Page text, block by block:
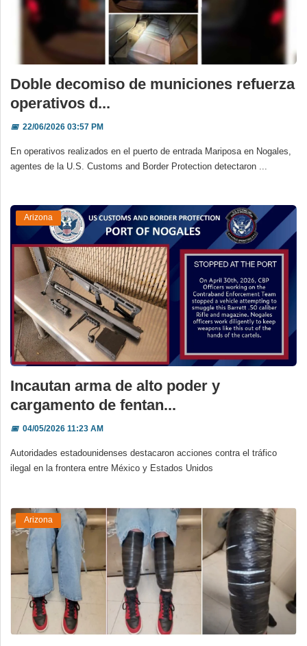
Doble decomiso de municiones refuerza
operativos d...
📅22/06/2026 03:57 PM
En operativos realizados en el puerto de entrada Mariposa en Nogales,
agentes de la U.S. Customs and Border Protection detectaron ...
Arizona
Incautan arma de alto poder y
cargamento de fentan...
📅04/05/2026 11:23 AM
Autoridades estadounidenses destacaron acciones contra el tráfico
ilegal en la frontera entre México y Estados Unidos
Arizona